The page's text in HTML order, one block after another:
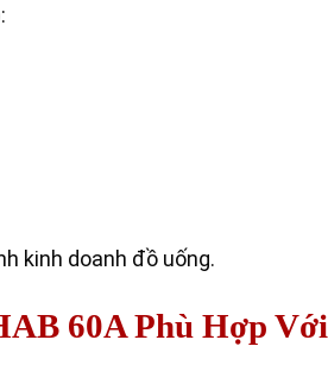
kinh doanh đồ uống.
60A Phù Hợp Với